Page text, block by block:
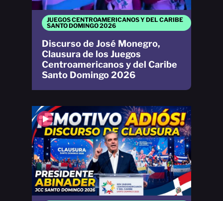
JUEGOS CENTROAMERICANOS Y DEL CARIBE
SANTO DOMINGO 2026
Discurso de José Monegro,
Clausura de los Juegos
Centroamericanos y del Caribe
Santo Domingo 2026